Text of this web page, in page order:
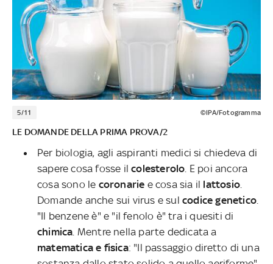
5/11 ©IPA/Fotogramma
LE DOMANDE DELLA PRIMA PROVA/2
Per biologia, agli aspiranti medici si chiedeva di
sapere cosa fosse ilcolesterolo . E poi ancora
cosa sono le coronarie e cosa sia il lattosio
Domande anche sui virus e sul codice genetico
"Il benzene è" e "il fenolo è" tra i quesiti di
chimica . Mentre nella parte dedicata a
matematica e fisica: "Il passaggio diretto di una